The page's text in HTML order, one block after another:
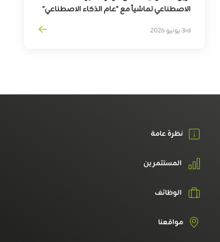
الاصطناعي تماشياً مع "عام الذكاء الاصطناعي"
3rd يونيو 2026
نظرة عامة
المستثمرين
الوظائف
مواقعنا